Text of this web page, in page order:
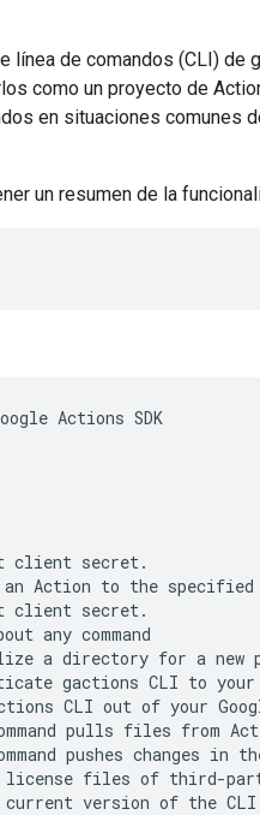
línea de comandos (CLI)
como un proyecto de
en situaciones
un resumen de la
Actions SDK
client secret.
Action to the specified
client secret.
any command
a directory for a new
gactions CLI to
CLI out of your
pulls files from
pushes changes in
files of third-
version of the